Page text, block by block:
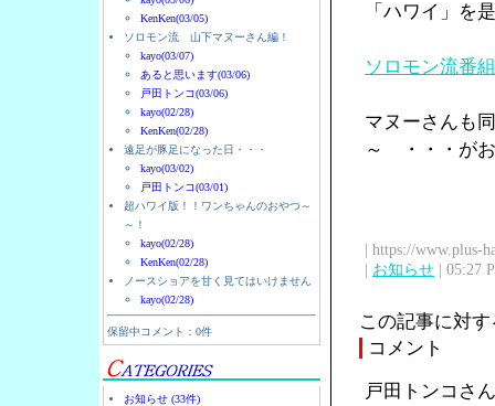
KenKen(03/05)
ソロモン流 山下マヌーさん編！
kayo(03/07)
あると思います(03/06)
戸田トンコ(03/06)
kayo(02/28)
KenKen(02/28)
遠足が豚足になった日・・・
kayo(03/02)
戸田トンコ(03/01)
超ハワイ版！！ワンちゃんのおやつ～
～！
kayo(02/28)
KenKen(02/28)
ノースショアを甘く見てはいけません
kayo(02/28)
保留中コメント：0件
お知らせ (33件)
「ハワイ」を
ソロモン流番
マヌーさんも
～ ・・・がお
| https://www.plus-
| お知らせ | 05:27
この記事に対
コメント
戸田トンコさ